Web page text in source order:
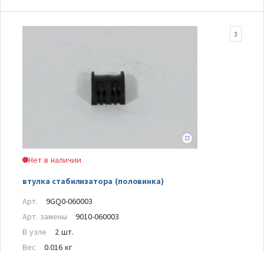
Нет в наличии
втулка стабилизатора (половинка)
3
Арт.
9GQ0-060003
Арт. замены
9010-060003
В узле
2 шт.
Вес
0.016 кг